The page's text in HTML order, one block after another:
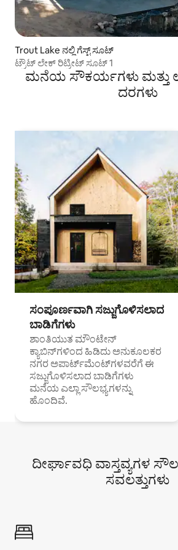
Trout Lake ನಲ್ಲಿ ಗೆಸ್ಟ್ ಸೂಟ್
ಟ್ರೌಟ್ ಲೇಕ್ ರಿಟ್ರೀಟ್ ಸೂಟ್ 1
ಮನೆಯ ಸೌಕರ್ಯಗಳು ಮತ್ತು
ದರಗಳು
ಸಂಪೂರ್ಣವಾಗಿ ಸಜ್ಜುಗೊಳಿಸಲಾದ
ಬಾಡಿಗೆಗಳು
ಶಾಂತಿಯುತ ಮೌಂಟೇನ್
ಕ್ಯಾಬಿನ್‌ಗಳಿಂದ ಹಿಡಿದು ಅನುಕೂಲಕರ
ನಗರ ಅಪಾರ್ಟ್‌ಮೆಂಟ್‌ಗಳವರೆಗೆ ಈ
ಸಜ್ಜುಗೊಳಿಸಲಾದ ಬಾಡಿಗೆಗಳು
ಮನೆಯ ಎಲ್ಲಾ ಸೌಲಭ್ಯಗಳನ್ನು
ಹೊಂದಿವೆ.
ದೀರ್ಘಾವಧಿ ವಾಸ್ತವ್ಯಗಳ
ಸವಲತ್ತುಗಳು